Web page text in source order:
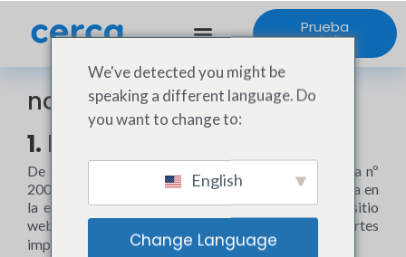
Prueba
gratuita
nota máxima
1. Presentación del sitio.
De conformidad con el artículo 6 de la Ley francesa nº
2004-575, de 21 de junio de 2004, sobre la confianza en
la economía digital, se informa a los usuarios del sitio
web de que
la identidad de las distintas partes
implicadas en su aplicación y control:
We've detected you might be
speaking a different language. Do
you want to change to:
English
Change Language